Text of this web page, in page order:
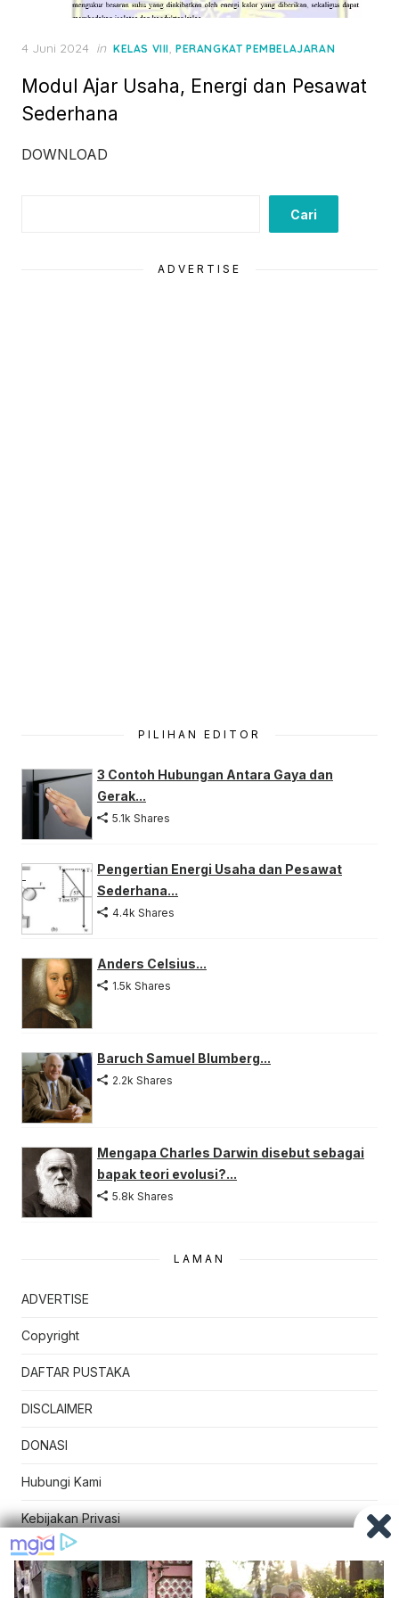
Posted
4 Juni 2024 in KELAS VIII, PERANGKAT PEMBELAJARAN
Modul Ajar Usaha, Energi dan Pesawat
Sederhana
DOWNLOAD
Cari
ADVERTISE
PILIHAN EDITOR
3 Contoh Hubungan Antara Gaya dan
Gerak...
5.1k Shares
Pengertian Energi Usaha dan Pesawat
Sederhana...
4.4k Shares
Anders Celsius...
1.5k Shares
Baruch Samuel Blumberg...
2.2k Shares
Mengapa Charles Darwin disebut sebagai
bapak teori evolusi?...
5.8k Shares
LAMAN
ADVERTISE
Copyright
DAFTAR PUSTAKA
DISCLAIMER
DONASI
Hubungi Kami
Kebijakan Privasi